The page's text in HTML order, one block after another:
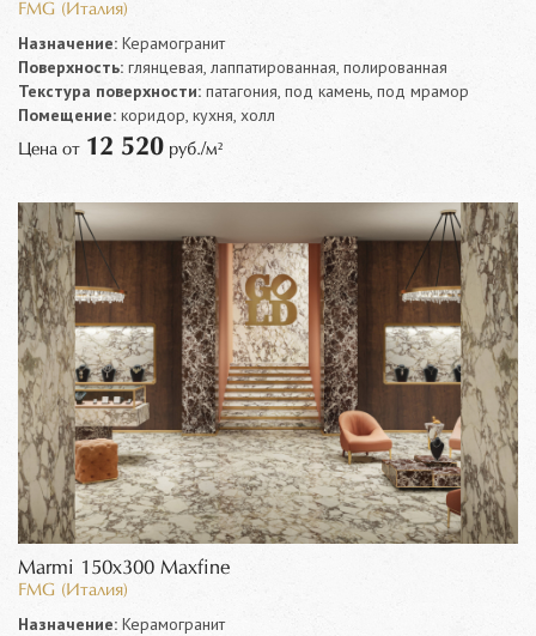
FMG (Италия)
Назначение: Керамогранит
Поверхность: глянцевая, лаппатированная, полированная
Текстура поверхности: патагония, под камень, под мрамор
Помещение: коридор, кухня, холл
Цена от 12 520 руб./м²
Marmi 150x300 Maxfine
FMG (Италия)
Назначение: Керамогранит